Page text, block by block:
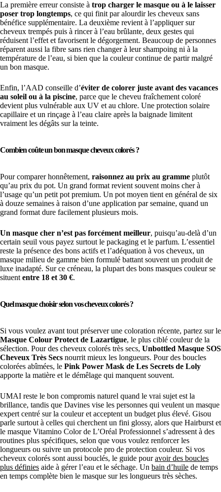
La première erreur consiste à trop charger le masque ou à le laisser
poser trop longtemps, ce qui finit par alourdir les cheveux sans
bénéfice supplémentaire. La deuxième revient à l’appliquer sur
cheveux trempés puis à rincer à l’eau brûlante, deux gestes qui
réduisent l’effet et favorisent le dégorgement. Beaucoup de personnes
réparent aussi la fibre sans rien changer à leur shampoing ni à la
température de l’eau, si bien que la couleur continue de partir malgré
un bon masque.
Enfin, l’AAD conseille d’éviter de colorer juste avant des vacances
au soleil ou à la piscine, parce que le cheveu fraîchement coloré
devient plus vulnérable aux UV et au chlore. Une protection solaire
capillaire et un rinçage à l’eau claire après la baignade limitent
vraiment les dégâts sur la teinte.
Combien coûte un bon masque cheveux colorés ?
Pour comparer honnêtement, raisonnez au prix au gramme plutôt
qu’au prix du pot. Un grand format revient souvent moins cher à
l’usage qu’un petit pot premium. Un pot moyen tient en général de six
à douze semaines à raison d’une application par semaine, quand un
grand format dure facilement plusieurs mois.
Un masque cher n’est pas forcément meilleur, puisqu’au-delà d’un
certain seuil vous payez surtout le packaging et le parfum. L’essentiel
reste la présence des bons actifs et l’adéquation à vos cheveux, un
masque milieu de gamme bien formulé battant souvent un produit de
luxe inadapté. Sur ce créneau, la plupart des bons masques couleur se
situent entre 18 et 30 €.
Quel masque choisir selon vos cheveux colorés ?
Si vous voulez avant tout préserver une coloration récente, partez sur le
Masque Colour Protect de Lazartigue, le plus ciblé couleur de la
sélection. Pour des cheveux colorés très secs, Unbottled Masque SOS
Cheveux Très Secs nourrit mieux les longueurs. Pour des boucles
colorées abîmées, le Pink Power Mask de Les Secrets de Loly
apporte la matière et le démêlage qui manquent souvent.
UMAI reste le bon compromis naturel quand le vrai sujet est la
brillance, tandis que Davines vise les personnes qui veulent un masque
expert centré sur la couleur et acceptent un budget plus élevé. Gisou
parle surtout à celles qui cherchent un fini glossy, alors que Hairburst et
le masque Vitamino Color de L’Oréal Professionnel s’adressent à des
routines plus spécifiques, selon que vous voulez renforcer les
longueurs ou suivre un protocole pro de protection couleur. Si vos
cheveux colorés sont aussi bouclés, le guide pouravoir des boucles
plus définies aide à gérer l’eau et le séchage. Un bain d’huile de temps
en temps complète bien le masque sur les longueurs très sèches.